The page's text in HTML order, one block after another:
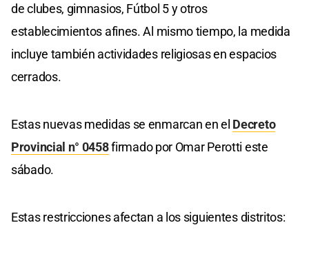
de clubes, gimnasios, Fútbol 5 y otros
establecimientos afines. Al mismo tiempo, la medida
incluye también actividades religiosas en espacios
cerrados.
Estas nuevas medidas se enmarcan en el Decreto
Provincial n° 0458firmado por Omar Perotti este
sábado.
Estas restricciones afectan a los siguientes distritos: